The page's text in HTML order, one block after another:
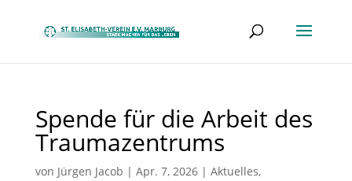
Spende für die Arbeit des
Traumazentrums
von Jürgen Jacob | Apr. 7, 2026| Aktuelles,